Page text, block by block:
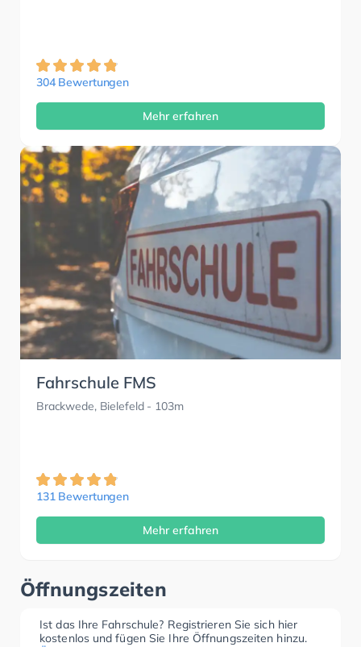
304 Bewertungen
Mehr erfahren
Fahrschule FMS
Brackwede, Bielefeld- 103m
131 Bewertungen
Mehr erfahren
Öffnungszeiten
Ist das Ihre Fahrschule? Registrieren Sie sich hier
kostenlos und fügen Sie Ihre Öffnungszeiten hinzu.